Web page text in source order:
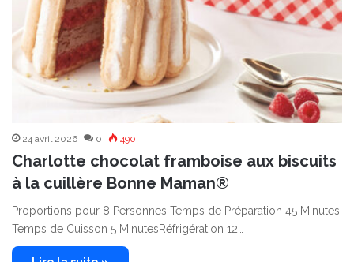
24 avril 2026 0 490
Charlotte chocolat framboise aux biscuits
à la cuillère Bonne Maman®
Proportions pour 8 Personnes Temps de Préparation 45 Minutes
Temps de Cuisson 5 MinutesRéfrigération 12…